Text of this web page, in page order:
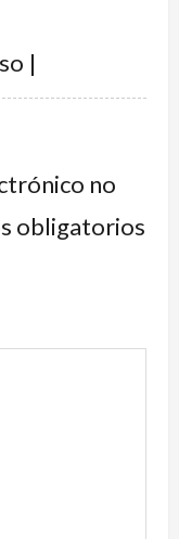
|
no
obligatorios